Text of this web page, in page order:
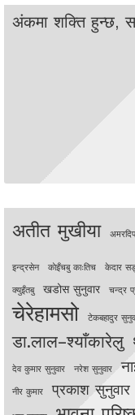
अंकमा शक्ति हुन्छ,
अतीत मुखीया
इन्द्रसेन काेइँचबु काःतिच केदार
क्युइँतबु खडोस सुनुवार चन्द्र
चेरेहामसो टेकबहादुर
डा.लाल–श्याँकारेलु
देव कुमार सुनुवार नरेश सुनुवार
नीर कुमार
प्रकाश सुनुवार